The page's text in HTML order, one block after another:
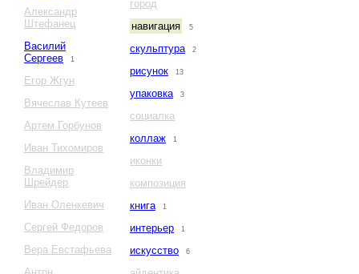
Александр
Штефанец
Василий
Сергеев
1
Егор Жгун
Вячеслав Кутеев
Артем Горбунов
Иван Тихомиров
Владимир
Шрейдер
Иван Оленкевич
Сергей Федоров
Вера Евстафьева
город
навигация
5
скульптура 2
рисунок 13
упаковка 3
социалка
коллаж
1
иконки
композиция
книга
1
интерьер 1
искусство 6